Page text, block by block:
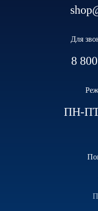
Для
8
ПН-ПТ